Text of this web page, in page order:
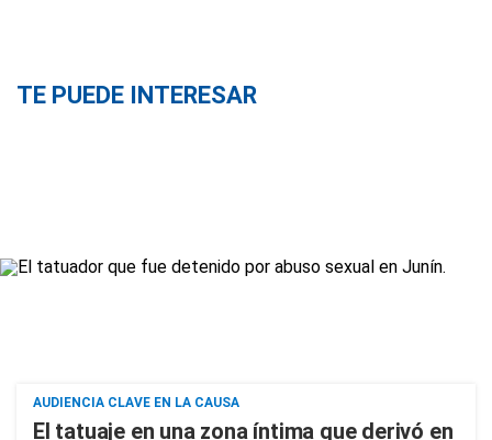
TE PUEDE INTERESAR
AUDIENCIA CLAVE EN LA CAUSA
El tatuaje en una zona íntima que derivó en